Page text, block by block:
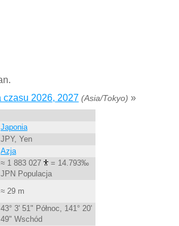
czasu 2026, 2027 (Asia/Tokyo) »
Japonia
JPY, Yen
Azja
≈ 1 883 027
= 14.793‰
JPN Populacja
≈ 29 m
43° 3' 51" Północ, 141° 20'
49" Wschód